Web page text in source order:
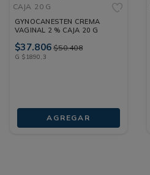
CAJA 20 G
GYNOCANESTEN CREMA
VAGINAL 2 % CAJA 20 G
$37.806 $50.408
G $1890, 3
AGREGAR